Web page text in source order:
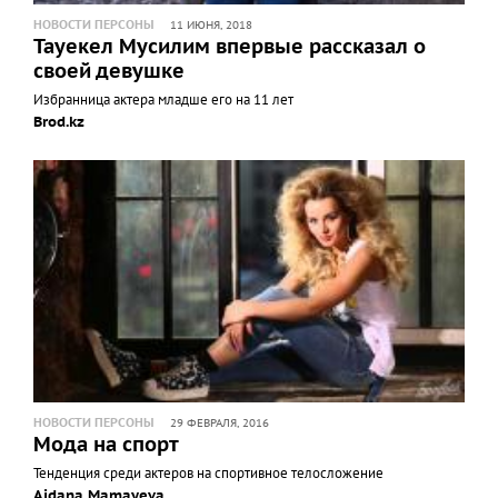
НОВОСТИ ПЕРСОНЫ 11 ИЮНЯ, 2018
Тауекел Мусилим впервые рассказал о
своей девушке
Избранница актера младше его на 11 лет
Brod.kz
НОВОСТИ ПЕРСОНЫ 29 ФЕВРАЛЯ, 2016
Мода на спорт
Тенденция среди актеров на спортивное телосложение